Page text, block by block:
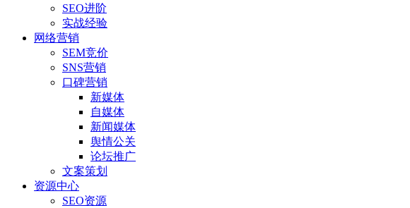
SEO进阶
实战经验
网络营销
SEM竞价
SNS营销
口碑营销
新媒体
自媒体
新闻媒体
舆情公关
论坛推广
文案策划
资源中心
SEO资源